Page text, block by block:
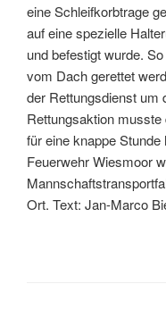
eine Schleifkorbtrage
auf eine spezielle
und befestigt wurde.
vom Dach gerettet
der Rettungsdienst um
Rettungsaktion
für eine knappe
Feuerwehr Wiesmoor
Ort. Text: Jan-Marco